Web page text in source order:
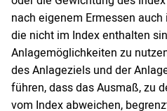
nach eigenem Ermessen
die nicht im Index enthalten
Anlagemöglichkeiten zu
des Anlageziels und der
führen, dass das Ausmaß, zu
vom Index abweichen,